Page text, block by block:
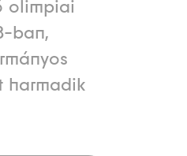
olimpiai
ban,
harmadik